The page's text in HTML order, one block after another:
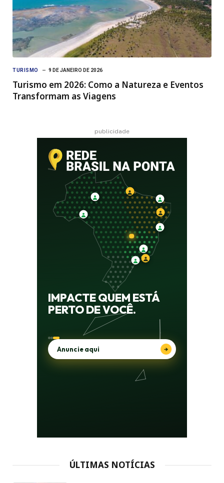
TURISMO 9 DE JANEIRO DE 2026
Turismo em 2026: Como a Natureza e Eventos
Transformam as Viagens
publicidade
ÚLTIMAS NOTÍCIAS